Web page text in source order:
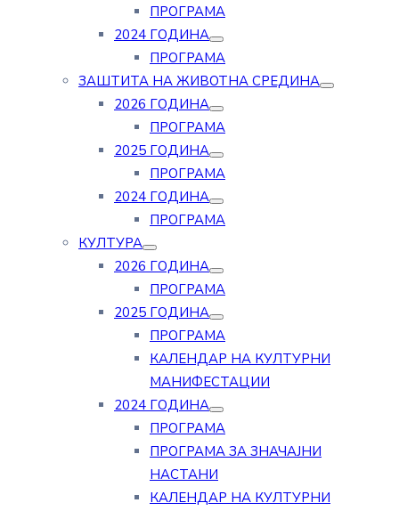
ПРОГРАМА
2024 ГОДИНА
ПРОГРАМА
ЗАШТИТА НА ЖИВОТНА СРЕДИНА
2026 ГОДИНА
ПРОГРАМА
2025 ГОДИНА
ПРОГРАМА
2024 ГОДИНА
ПРОГРАМА
КУЛТУРА
2026 ГОДИНА
ПРОГРАМА
2025 ГОДИНА
ПРОГРАМА
КАЛЕНДАР НА КУЛТУРНИ
МАНИФЕСТАЦИИ
2024 ГОДИНА
ПРОГРАМА
ПРОГРАМА ЗА ЗНАЧАЈНИ
НАСТАНИ
КАЛЕНДАР НА КУЛТУРНИ